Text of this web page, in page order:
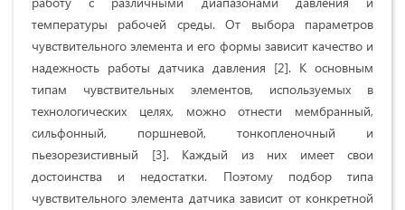
температуры рабочей среды. От выбора параметров
чувствительного элемента и его формы зависит качество и
надежность работы датчика давления [2]. К основным
типам чувствительных элементов, используемых в
технологических целях, можно отнести мембранный,
сильфонный, поршневой, тонкопленочный и
пьезорезистивный [3]. Каждый из них имеет свои
достоинства и недостатки. Поэтому подбор типа
чувствительного элемента датчика зависит от конкретной